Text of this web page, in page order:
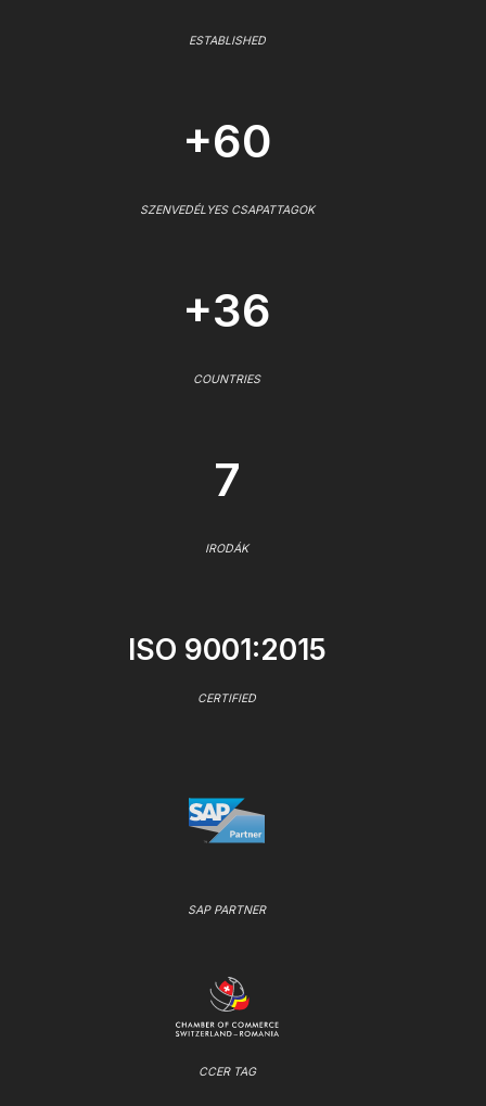
ESTABLISHED
+60
SZENVEDÉLYES CSAPATTAGOK
+36
COUNTRIES
7
IRODÁK
ISO 9001:2015
CERTIFIED
SAP PARTNER
CCER TAG